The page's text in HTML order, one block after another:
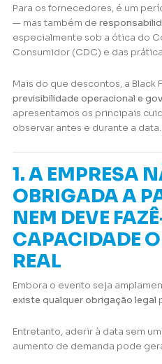
Para os fornecedores, é um
— mas também de
especialmente sob a ótica do
Consumidor (CDC) e das
Mais do que descontos, a Black
previsibilidade operacional e
apresentamos os principais
observar antes e durante a data.
1. A EMPRESA
OBRIGADA A
NEM DEVE
CAPACIDADE
REAL
Embora o evento seja
existe qualquer obrigação legal
Entretanto, aderir à data sem
aumento de demanda pode